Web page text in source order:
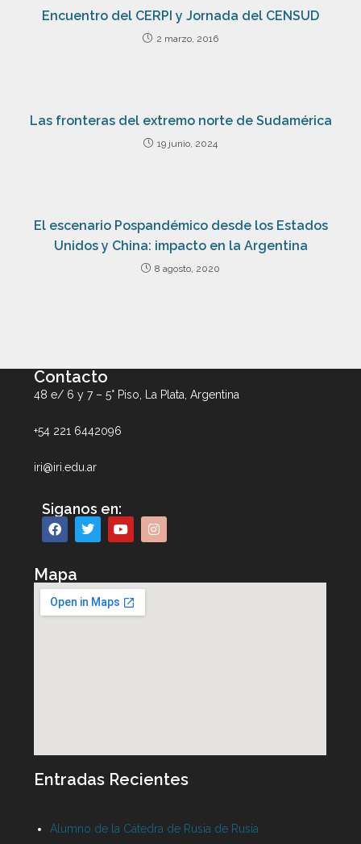
Encuentro del CERPI y Jornada del CENSUD
2 marzo, 2016
Las fronteras del extremo norte de Sudamérica
19 junio, 2024
El escenario Pospandémico desde los Estados
Unidos y China: impacto en la Argentina
8 agosto, 2020
Contacto
48 e/ 6 y 7 – 5° Piso, La Plata, Argentina
+54 221 6442096
iri@iri.edu.ar
Siganos en:
Mapa
Entradas Recientes
Alumno de la Cátedra de Rusia de Rusia